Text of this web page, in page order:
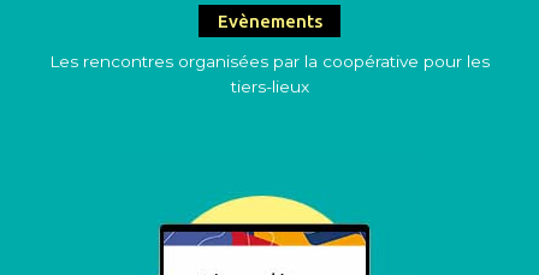
Evènements
Les rencontres organisées par la coopérative pour les
tiers-lieux